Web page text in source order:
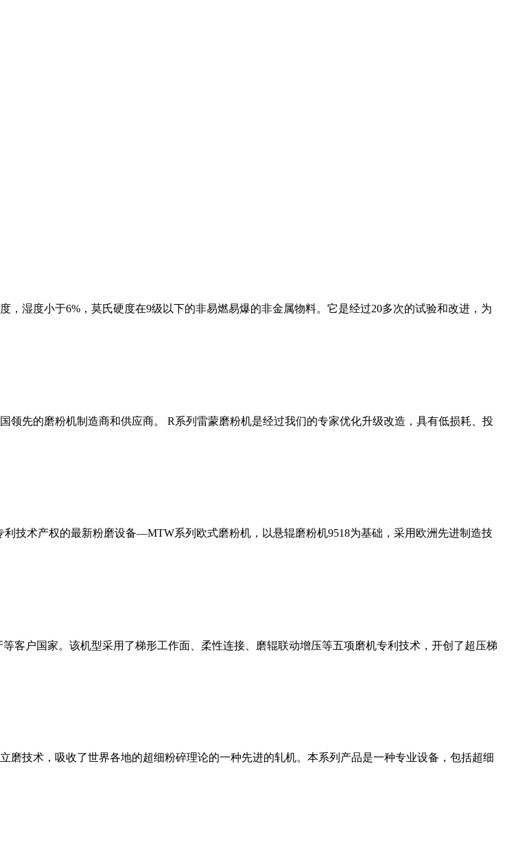
湿度小于6%，莫氏硬度在9级以下的非易燃易爆的非金属物料。它是经过20多次的试验和改进，为
先的磨粉机制造商和供应商。 R系列雷蒙磨粉机是经过我们的专家优化升级改造，具有低损耗、投
技术产权的最新粉磨设备—MTW系列欧式磨粉机，以悬辊磨粉机9518为基础，采用欧洲先进制造技
客户国家。该机型采用了梯形工作面、柔性连接、磨辊联动增压等五项磨机专利技术，开创了超压梯
技术，吸收了世界各地的超细粉碎理论的一种先进的轧机。本系列产品是一种专业设备，包括超细